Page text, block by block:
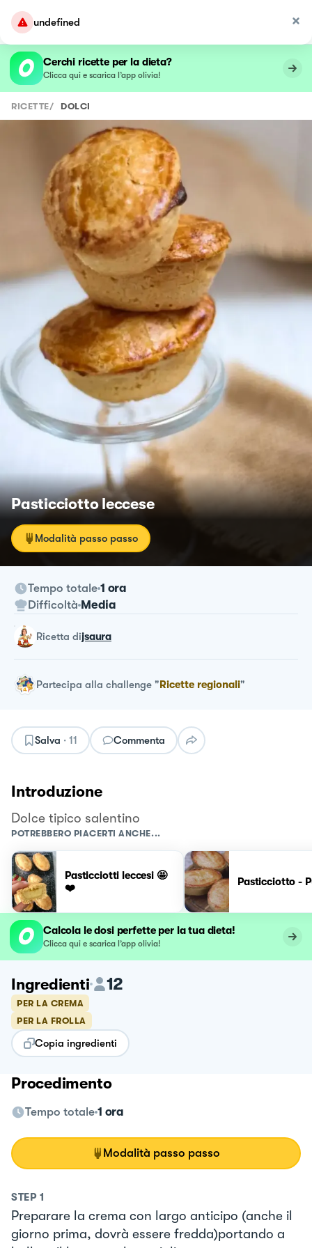
undefined
Cerchi ricette per la dieta?
Clicca qui e scarica l’app olivia!
RICETTE/ DOLCI
Pasticciotto leccese
Modalità passo passo
Tempo totale 1 ora
Difficoltà Media
ricetta dijsaura
Partecipa alla challenge "Ricette regionali"
Salva · 11 Commenta
Introduzione
Dolce tipico salentino
POTREBBERO PIACERTI ANCHE...
Pasticciotti leccesi 🤩
❤️
Pasticciotto -
Calcola le dosi perfette per la tua dieta!
Clicca qui e scarica l’app olivia!
Ingredienti 12
PER LA CREMA
PER LA FROLLA
Copia ingredienti
Procedimento
Tempo totale 1 ora
Modalità passo passo
STEP 1
Preparare la crema con largo anticipo (anche il
giorno prima, dovrà essere fredda)portando a